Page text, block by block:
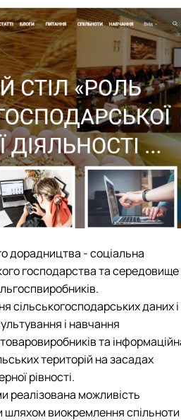
дорадництва - соціальна
господарства та середовище
сільськогосподарських даних і
і навчання
та
територій на засадах
рівності.
реалізована можливість
виокремлення спільноти